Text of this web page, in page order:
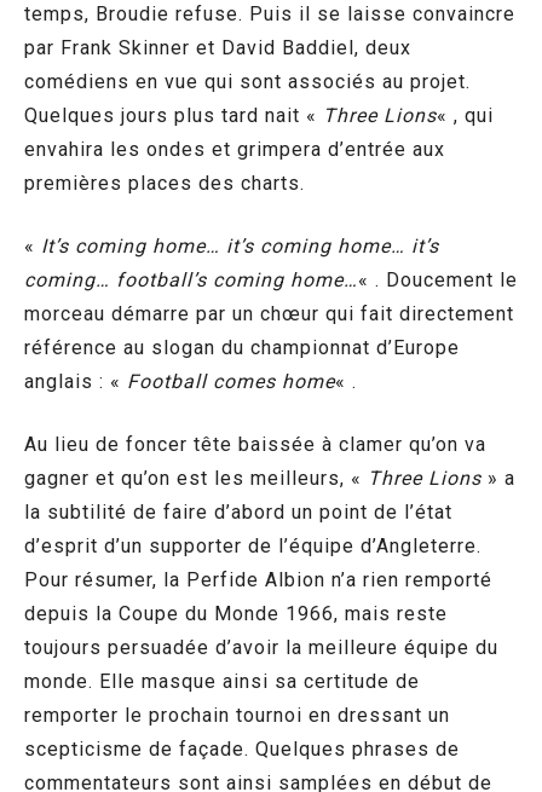
temps, Broudie refuse. Puis il se laisse convaincre
par Frank Skinner et David Baddiel, deux
comédiens en vue qui sont associés au projet.
Quelques jours plus tard nait « Three Lions« , qui
envahira les ondes et grimpera d’entrée aux
premières places des charts.
« It’s coming home… it’s coming home… it’s
coming… football’s coming home…« . Doucement le
morceau démarre par un chœur qui fait directement
référence au slogan du championnat d’Europe
anglais : « Football comes home« .
Au lieu de foncer tête baissée à clamer qu’on va
gagner et qu’on est les meilleurs, « Three Lions » a
la subtilité de faire d’abord un point de l’état
d’esprit d’un supporter de l’équipe d’Angleterre.
Pour résumer, la Perfide Albion n’a rien remporté
depuis la Coupe du Monde 1966, mais reste
toujours persuadée d’avoir la meilleure équipe du
monde. Elle masque ainsi sa certitude de
remporter le prochain tournoi en dressant un
scepticisme de façade. Quelques phrases de
commentateurs sont ainsi samplées en début de